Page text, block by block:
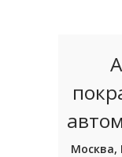
Москва,